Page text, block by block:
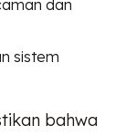
dan
sistem
bahwa